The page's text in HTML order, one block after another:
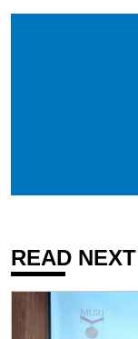
READ NEXT